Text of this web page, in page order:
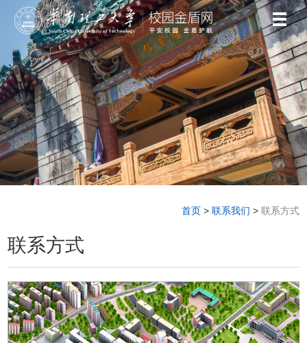
联系方式
首页> 联系我们 > 联系方式